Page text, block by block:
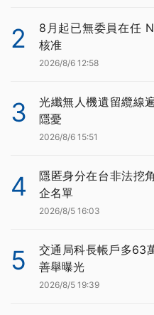
2
8月起已無委員在任
核准
2026/8/6 12:58
3
光纖無人機遺留纜線
隱憂
2026/8/6 15:51
4
隱匿身分在台非法挖
企名單
2026/8/5 16:03
5
交通局科長帳戶多63
善舉曝光
2026/8/5 19:39